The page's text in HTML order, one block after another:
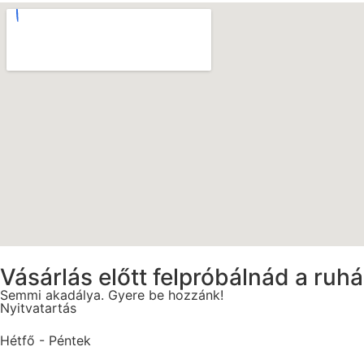
Vásárlás előtt felpróbálnád a
Semmi akadálya. Gyere be hozzánk!
Nyitvatartás
Hétfő - Péntek